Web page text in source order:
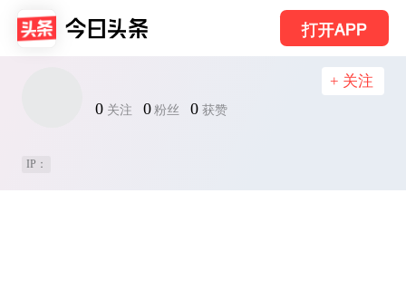
打开APP
0 关注 0 粉丝 0 获赞
+ 关注
IP：